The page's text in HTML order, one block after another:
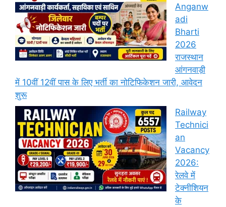
Anganw
adi
Bharti
2026
राजस्थान
आंगनवाड़ी
में 10वीं 12वीं पास के लिए भर्ती का नोटिफिकेशन जारी, आवेदन
शुरू
Railway
Technici
an
Vacancy
2026:
रेलवे में
टेक्नीशियन
के